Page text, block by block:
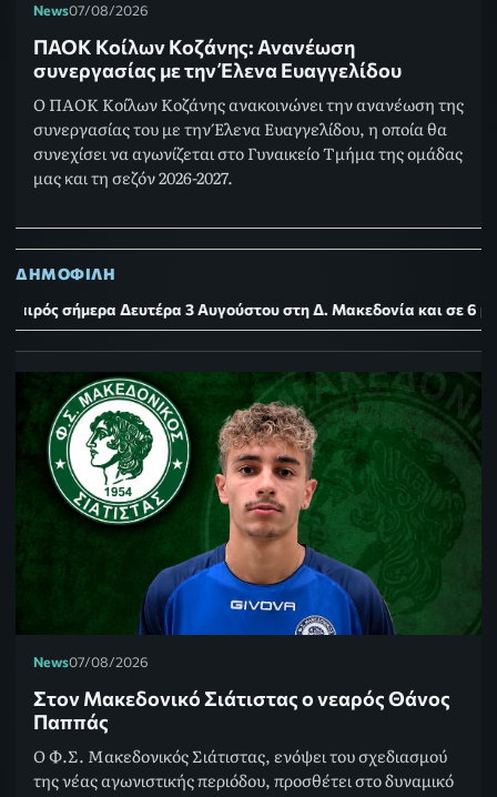
News07/08/2026
ΠΑΟΚ Κοίλων Κοζάνης: Ανανέωση
συνεργασίας με την Έλενα Ευαγγελίδου
Ο ΠΑΟΚ Κοίλων Κοζάνης ανακοινώνει την ανανέωση της
συνεργασίας του με την Έλενα Ευαγγελίδου, η οποία θα
συνεχίσει να αγωνίζεται στο Γυναικείο Τμήμα της ομάδας
μας και τη σεζόν 2026-2027.
ΔΗΜΟΦΙΛΗ
3 Αυγούστου στη Δ. Μακεδονία και σε 6 μεγάλες πόλεις της
News07/08/2026
Στον Μακεδονικό Σιάτιστας ο νεαρός Θάνος
Παππάς
Ο Φ.Σ. Μακεδονικός Σιάτιστας, ενόψει του σχεδιασμού
της νέας αγωνιστικής περιόδου, προσθέτει στο δυναμικό